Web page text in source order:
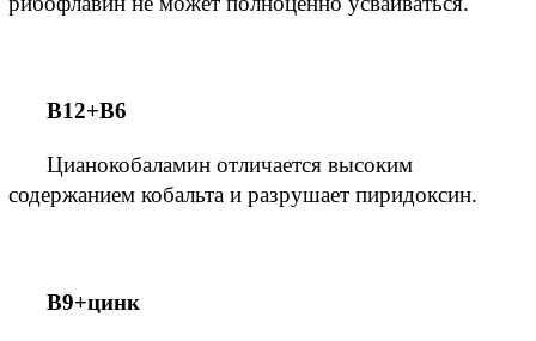
B12+B6
Цианокобаламин отличается высоким
содержанием кобальта и разрушает пиридоксин.
B9+цинк